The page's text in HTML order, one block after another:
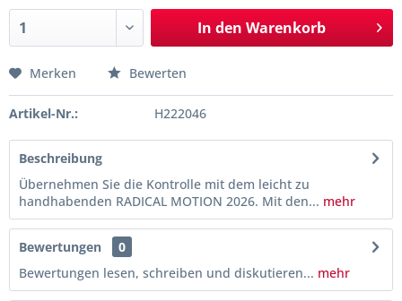
In den Warenkorb
Merken Bewerten
Artikel-Nr.: H222046
Beschreibung
Übernehmen Sie die Kontrolle mit dem leicht zu
handhabenden RADICAL MOTION 2026. Mit den... mehr
Bewertungen
0
Bewertungen lesen, schreiben und diskutieren... mehr